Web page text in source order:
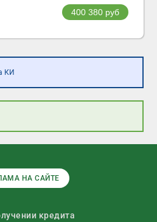
400 380руб
КИ
НА САЙТЕ
кредита